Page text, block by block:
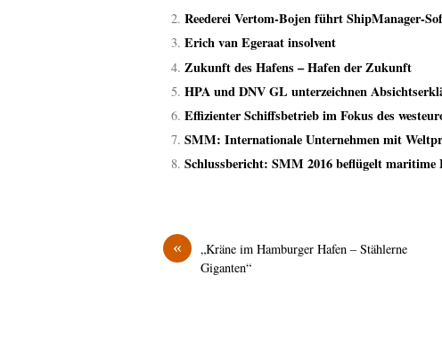
Reederei Vertom-Bojen führt ShipManager-
Erich van Egeraat insolvent
Zukunft des Hafens – Hafen der Zukunft
HPA und DNV GL unterzeichnen
Effizienter Schiffsbetrieb im Fokus des
SMM: Internationale Unternehmen mit
Schlussbericht: SMM 2016 beflügelt maritime
«
„Kräne im Hamburger Hafen – Stählerne
Giganten“